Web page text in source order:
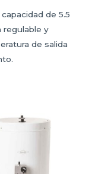
de 5.5
regulable y
de salida